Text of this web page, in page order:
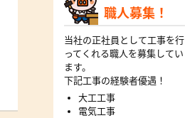
職人募集！
当社の正社員として工事を行
ってくれる職人を募集してい
ます。
下記工事の経験者優遇！
大工工事
電気工事